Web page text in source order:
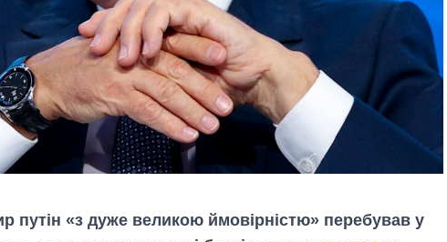
путін «з дуже великою ймовірністю» перебував у